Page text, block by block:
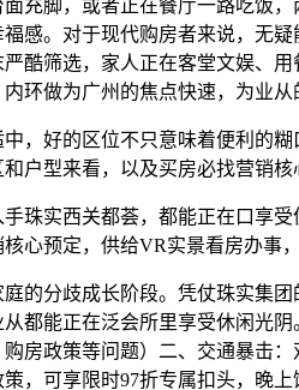
脚，或者正在餐厅一路吃饭，
感。对于现代购房者来说，无
酷筛选，家人正在客堂文娱、
环做为广州的焦点快速，为业
好的区位不只意味着便利的糊
户型来看，以及买房必找营销核
实西关都荟，都能正在口享受
心预定，供给VR实景看房办事，
分歧成长阶段。凭仗珠实集团
都能正在泛会所里享受休闲光
房政策等问题）二、交通暴击
，可享限时97折专属扣头，晚